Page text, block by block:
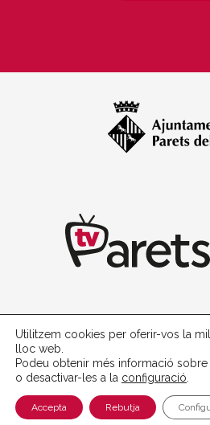
Política de protecció
Política de
with at
Utilitzem cookies per oferir-vos la
lloc web.
Podeu obtenir més informació
o desactivar-les a la configuració
Accepta Rebutja